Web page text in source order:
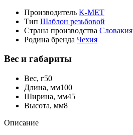
Производитель K-MET
Тип Шаблон резьбовой
Страна производства Словакия
Родина бренда Чехия
Вес и габариты
Вес, г50
Длина, мм100
Ширина, мм45
Высота, мм8
Описание